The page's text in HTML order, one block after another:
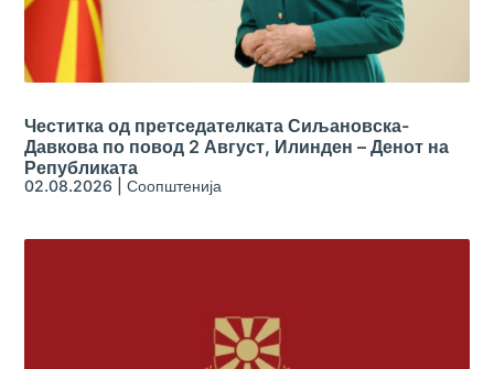
Честитка од претседателката Сиљановска-
Давкова по повод 2 Август, Илинден – Денот на
Републиката
02.08.2026 |Соопштенија